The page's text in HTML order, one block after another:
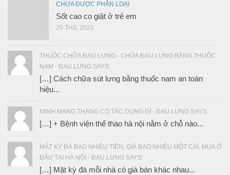
CHƯA ĐƯỢC PHÂN LOẠI
Sốt cao co giật ở trẻ em
20 TH3, 2021
THUỐC CHỮA ĐAU LƯNG - CHỮA ĐAU LƯNG BẰNG THUỐC
NAM - ĐAU LƯNG SAYS:
[…] Cách chữa sút lưng bằng thuốc nam an toàn
hiệu...
MINH MẠNG THANG CÓ TÁC DỤNG GÌ - ĐAU LƯNG SAYS:
[…] + Bệnh viện thể thao hà nội nằm ở chỗ nào...
MẬT KỲ ĐÀ BAO NHIỀU TIỀN, GIÁ BAO NHIÊU MỘT CÁI, MUA Ở
ĐÂU TẠI HÀ NỘI - ĐAU LƯNG SAYS:
[…] Mật kỳ đà mỗi nhà có giá bán khác nhau...